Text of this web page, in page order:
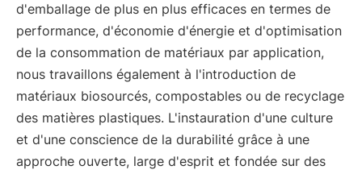
d'emballage de plus en plus efficaces en termes de
performance, d'économie d'énergie et d'optimisation
de la consommation de matériaux par application,
nous travaillons également à l'introduction de
matériaux biosourcés, compostables ou de recyclage
des matières plastiques. L'instauration d'une culture
et d'une conscience de la durabilité grâce à une
approche ouverte, large d'esprit et fondée sur des